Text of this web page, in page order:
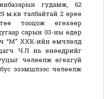
гудамж, 62
м.кв талбайтай 2 өрөө
тооцож өгөхөөр
сарын 03-ны өдөр
“М” ХХК-ийн өмчлөлд
Ч.Л нь өнөөдрийг
чөлөөлж өгөхгүй
эзэмшлээс чөлөөлж